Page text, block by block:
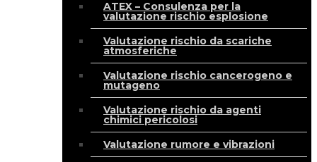
ATEX – Consulenza per la
valutazione rischio esplosione
Valutazione rischio da scariche
atmosferiche
Valutazione rischio cancerogeno e
mutageno
Valutazione rischio da agenti
chimici pericolosi
Valutazione rumore e vibrazioni